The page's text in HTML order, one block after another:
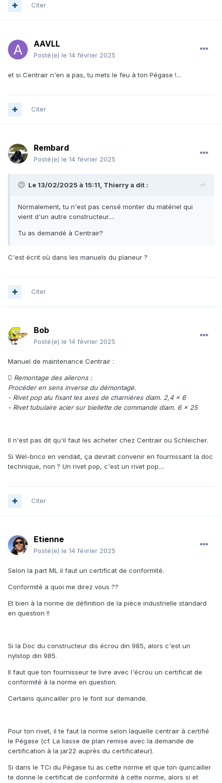
Citer
AAVLL
Posté(e) le 14 février 2025
et si Centrair n'en a pas, tu mets le feu à ton Pégase !...
Citer
Rembard
Posté(e) le 14 février 2025
Le 13/02/2025 à 15:11, Thierrya dit :
Normalement, tu n'est pas censé monter du matériel qui
vient d'un autre constructeur....
Tu as demandé à Centrair?
C'est écrit où dans les manuels du planeur ?
Citer
Bob
Posté(e) le 14 février 2025
Manuel de maintenance Centrair :
 Remontage des ailerons :
Procéder en sens inverse du démontage.
- Rivet pop alu fixant les axes de charnières diam. 2,4 x 6
- Rivet tubulaire acier sur biellette de commande diam. 6 x 25
Il n'est pas dit qu'il faut les acheter chez Centrair ou Schleicher.
Si Wel-brico en vendait, ça devrait convenir en fournissant la doc
technique, non ? Un rivet pop, c'est un rivet pop....
Citer
Etienne
Posté(e) le 14 février 2025
Selon la part ML il faut un certificat de conformité.
Conformité a quoi me direz vous ??
Et bien à la norme de définition de la pièce industrielle standard
en question !!
Si la Doc du constructeur dis écrou din 985, alors c'est un
nylstop din 985.
Il faut que ton fournisseur te livre avec l'écrou un certificat de
conformité à la norme en question.
Certains quincailler pro le font sur demande.
Pour ton rivet, il te faut la norme selon laquelle centrair à certifié
le Pégase (cf. La liasse de plan remise avec la demande de
certification à la jar22 auprès du certificateur).
Si dans le TCi du Pégase tu as cette norme et que ton quincailler
te donne le certificat de conformité à cette norme, alors si et